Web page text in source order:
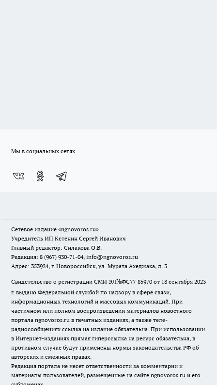
Мы в социальных сетях
Сетевое издание «ngnovoros.ru»
Учредитель ИП Кстенин Сергей Иванович
Главный редактор: Силакова О.В.
Редакция: 8 (967) 930-71-04, info@ngnovoros.ru
Адрес: 353924, г. Новороссийск, ул. Мурата Ахеджака, д. 3
Свидетельство о регистрации СМИ ЭЛ№ФС77-85970 от 18 сентября 2023
г. выдано Федеральной службой по надзору в сфере связи,
информационных технологий и массовых коммуникаций. При
частичном или полном воспроизведении материалов новостного
портала ngnovoros.ru в печатных изданиях, а также теле-
радиосообщениях ссылка на издание обязательна. При использовании
в Интернет-изданиях прямая гиперссылка на ресурс обязательна, в
противном случае будут применены нормы законодательства РФ об
авторских и смежных правах.
Редакция портала не несет ответственности за комментарии и
материалы пользователей, размещенные на сайте ngnovoros.ru и его